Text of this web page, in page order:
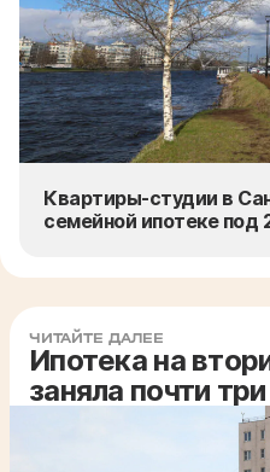
Квартиры-студии в
семейной ипотеке под
ЧИТАЙТЕ ДАЛЕЕ
Ипотека на
заняла почти